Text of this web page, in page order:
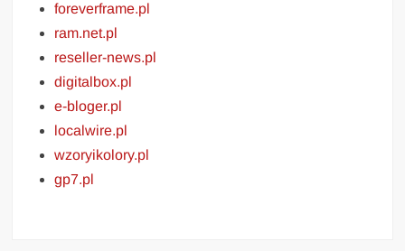
foreverframe.pl
ram.net.pl
reseller-news.pl
digitalbox.pl
e-bloger.pl
localwire.pl
wzoryikolory.pl
gp7.pl